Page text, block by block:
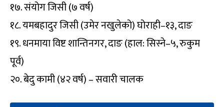
१७. संयोग जिसी (७ वर्ष)
१८. यमबहादुर जिसी (उमेर नखुलेको) घोराही–१३, दाङ
१९. धनमाया विष्ट शान्तिनगर, दाङ (हाल: सिस्ने–५, रुकुम
पूर्व)
२०. बेदु कामी (४२ वर्ष) – सवारी चालक